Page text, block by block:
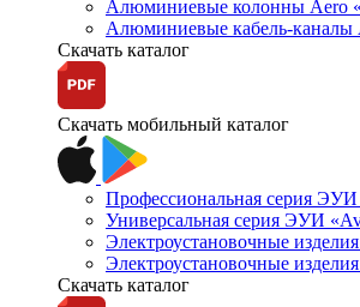
Алюминиевые колонны Aero
Алюминиевые кабель-каналы
Скачать каталог
Скачать мобильный каталог
Профессиональная серия
Универсальная серия ЭУИ
Электроустановочные
Электроустановочные
Скачать каталог